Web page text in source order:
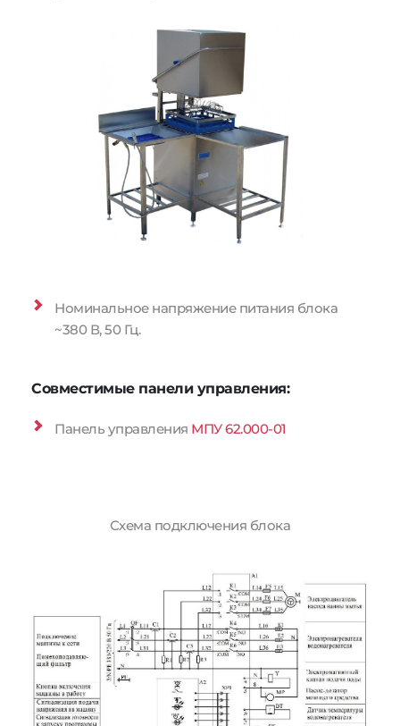
Номинальное напряжение питания блока
~380 В, 50 Гц.
Совместимые панели управления:
Панель управления МПУ 62.000-01
Схема подключения блока